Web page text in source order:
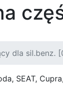
dla sil.benz.
SEAT,